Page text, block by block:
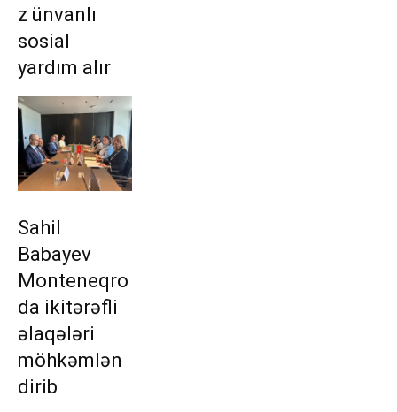
z ünvanlı
sosial
yardım alır
Sahil
Babayev
Monteneqro
da ikitərəfli
əlaqələri
möhkəmlən
dirib